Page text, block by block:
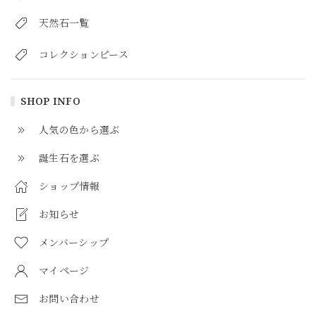
天然石一覧
コレクションピース
SHOP INFO
人気の色から選ぶ
誕生石を選ぶ
ショップ情報
お知らせ
メンバーシップ
マイページ
お問い合わせ